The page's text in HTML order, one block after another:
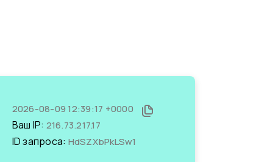
2026-08-09 12:39:17 +0000
Ваш IP: 216.73.217.17
ID запроса: HdSZXbPkLSw1